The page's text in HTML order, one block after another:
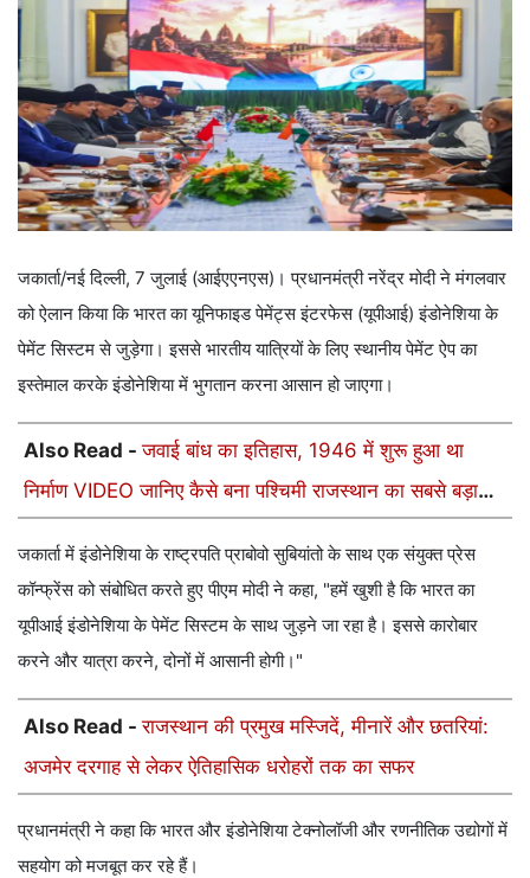
जकार्ता/नई दिल्ली, 7 जुलाई (आईएएनएस)। प्रधानमंत्री नरेंद्र मोदी ने मंगलवार
को ऐलान किया कि भारत का यूनिफाइड पेमेंट्स इंटरफेस (यूपीआई) इंडोनेशिया के
पेमेंट सिस्टम से जुड़ेगा। इससे भारतीय यात्रियों के लिए स्थानीय पेमेंट ऐप का
इस्तेमाल करके इंडोनेशिया में भुगतान करना आसान हो जाएगा।
Also Read -जवाई बांध का इतिहास, 1946 में शुरू हुआ था
निर्माण VIDEO जानिए कैसे बना पश्चिमी राजस्थान का सबसे बड़ा
जकार्ता में इंडोनेशिया के राष्ट्रपति प्राबोवो सुबियांतो के साथ एक संयुक्त प्रेस
कॉन्फ्रेंस को संबोधित करते हुए पीएम मोदी ने कहा, "हमें खुशी है कि भारत का
यूपीआई इंडोनेशिया के पेमेंट सिस्टम के साथ जुड़ने जा रहा है। इससे कारोबार
करने और यात्रा करने, दोनों में आसानी होगी।"
Also Read -राजस्थान की प्रमुख मस्जिदें, मीनारें और छतरियां:
अजमेर दरगाह से लेकर ऐतिहासिक धरोहरों तक का सफर
प्रधानमंत्री ने कहा कि भारत और इंडोनेशिया टेक्नोलॉजी और रणनीतिक उद्योगों में
सहयोग को मजबूत कर रहे हैं।